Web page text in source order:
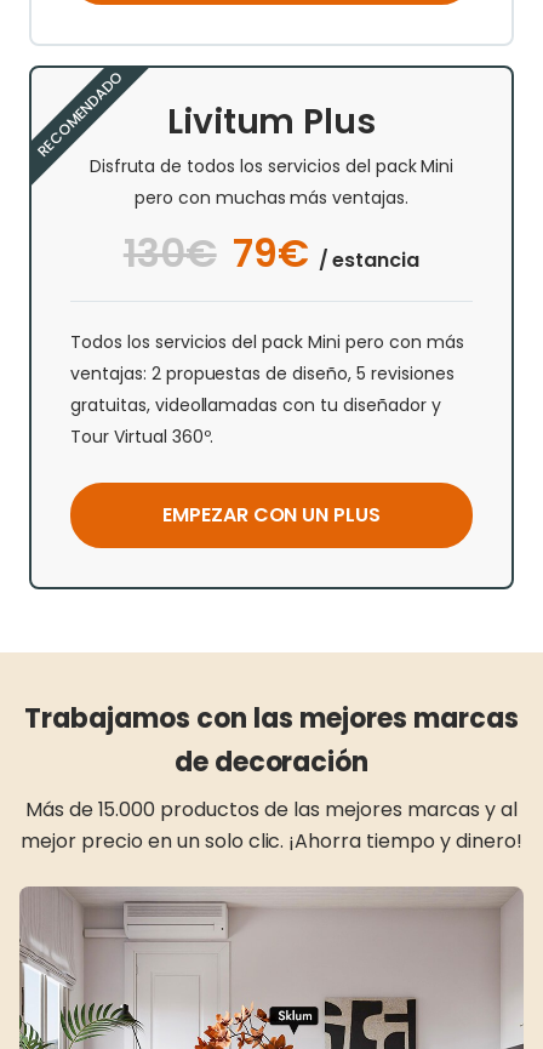
RECOMENDADO Livitum Plus
Disfruta de todos los servicios del pack Mini
pero con muchas más ventajas.
130€ 79€ / estancia
Todos los servicios del pack Mini pero con más
ventajas: 2 propuestas de diseño, 5 revisiones
gratuitas, videollamadas con tu diseñador y
Tour Virtual 360º.
EMPEZAR CON UN PLUS
Trabajamos con las mejores marcas
de decoración
Más de 15.000 productos de las mejores marcas y al
mejor precio en un solo clic. ¡Ahorra tiempo y dinero!